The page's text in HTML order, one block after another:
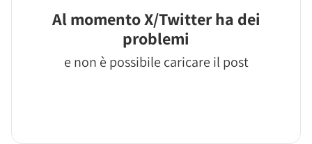
Al momento X/Twitter ha dei
problemi
e non è possibile caricare il post